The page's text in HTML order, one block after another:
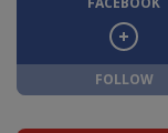
FOLLOW